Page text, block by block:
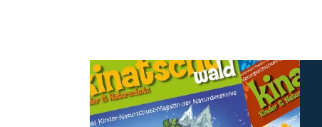
weiterführender
Inhalt